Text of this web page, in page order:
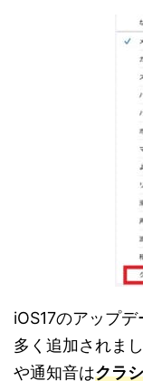
iOS17のアップ
多く追加されま
や通知音はクラ